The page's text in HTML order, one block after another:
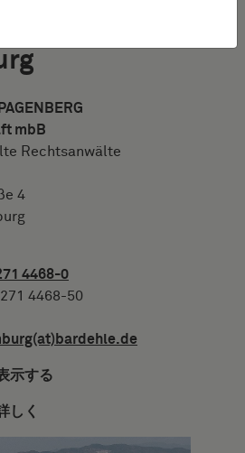
mbB
Rechtsanwälte
4
4468-0
4468-50
示する
しく